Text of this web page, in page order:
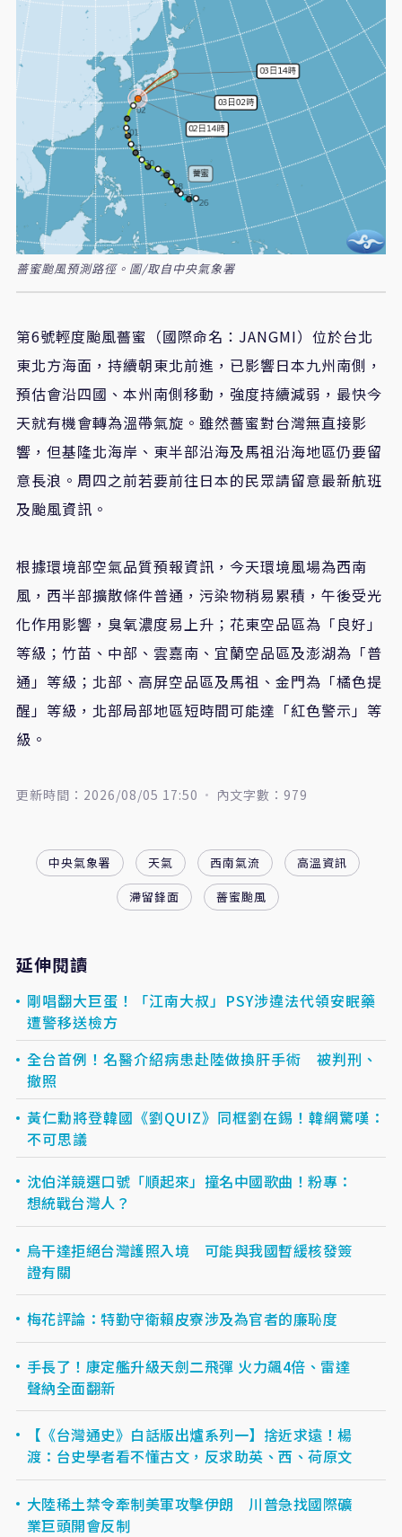
薔蜜颱風預測路徑。圖/取自中央氣象署
第6號輕度颱風薔蜜（國際命名：JANGMI）位於台北
東北方海面，持續朝東北前進，已影響日本九州南側，
預估會沿四國、本州南側移動，強度持續減弱，最快今
天就有機會轉為溫帶氣旋。雖然薔蜜對台灣無直接影
響，但基隆北海岸、東半部沿海及馬祖沿海地區仍要留
意長浪。周四之前若要前往日本的民眾請留意最新航班
及颱風資訊。
根據環境部空氣品質預報資訊，今天環境風場為西南
風，西半部擴散條件普通，污染物稍易累積，午後受光
化作用影響，臭氧濃度易上升；花東空品區為「良好」
等級；竹苗、中部、雲嘉南、宜蘭空品區及澎湖為「普
通」等級；北部、高屏空品區及馬祖、金門為「橘色提
醒」等級，北部局部地區短時間可能達「紅色警示」等
級。
更新時間：2026/08/05 17:50 內文字數：979
中央氣象署 天氣 西南氣流
高溫資訊
滯留鋒面
薔蜜颱風
延伸閱讀
剛唱翻大巨蛋！「江南大叔」PSY涉違法代領安眠藥
遭警移送檢方
全台首例！名醫介紹病患赴陸做換肝手術 被判刑、
撤照
黃仁勳將登韓國《劉QUIZ》同框劉在錫！韓網驚嘆：
不可思議
沈伯洋競選口號「順起來」撞名中國歌曲！粉專：
想統戰台灣人？
烏干達拒絕台灣護照入境 可能與我國暫緩核發簽
證有關
梅花評論：特勤守衛賴皮寮涉及為官者的廉恥度
手長了！康定艦升級天劍二飛彈 火力飆4倍、雷達
聲納全面翻新
【《台灣通史》白話版出爐系列一】捨近求遠！楊
渡：台史學者看不懂古文，反求助英、西、荷原文
大陸稀土禁令牽制美軍攻擊伊朗 川普急找國際礦
業巨頭開會反制